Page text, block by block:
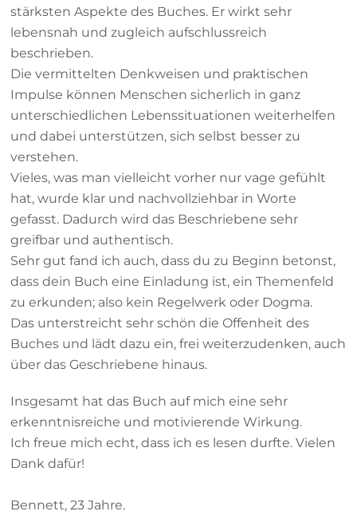
stärksten Aspekte des Buches. Er wirkt sehr
lebensnah und zugleich aufschlussreich
beschrieben.
Die vermittelten Denkweisen und praktischen
Impulse können Menschen sicherlich in ganz
unterschiedlichen Lebenssituationen weiterhelfen
und dabei unterstützen, sich selbst besser zu
verstehen.
Vieles, was man vielleicht vorher nur vage gefühlt
hat, wurde klar und nachvollziehbar in Worte
gefasst. Dadurch wird das Beschriebene sehr
greifbar und authentisch.
Sehr gut fand ich auch, dass du zu Beginn betonst,
dass dein Buch eine Einladung ist, ein Themenfeld
zu erkunden; also kein Regelwerk oder Dogma.
Das unterstreicht sehr schön die Offenheit des
Buches und lädt dazu ein, frei weiterzudenken, auch
über das Geschriebene hinaus.
Insgesamt hat das Buch auf mich eine sehr
erkenntnisreiche und motivierende Wirkung.
Ich freue mich echt, dass ich es lesen durfte. Vielen
Dank dafür!
Bennett, 23 Jahre.